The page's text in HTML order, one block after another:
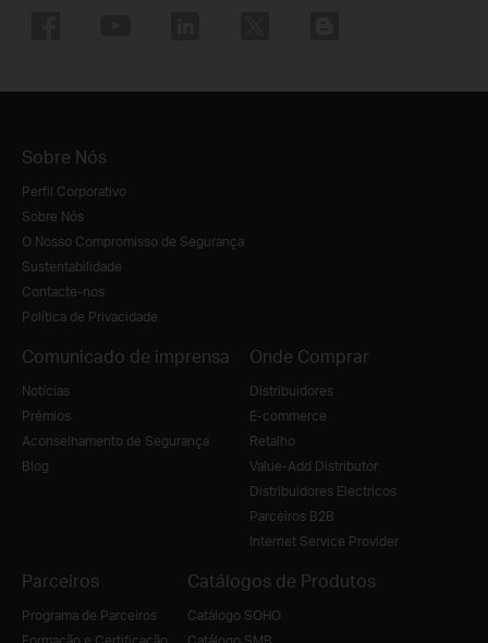
Sobre Nós
Perfil Corporativo
Sobre Nós
O Nosso Compromisso de Segurança
Sustentabilidade
Contacte-nos
Política de Privacidade
Comunicado de imprensa
Notícias
Prémios
Aconselhamento de Segurança
Blog
Onde Comprar
Distribuidores
E-commerce
Retalho
Value-Add Distributor
Distribuidores Electricos
Parceiros B2B
Internet Service Provider
Parceiros
Programa de Parceiros
Catálogos de Produtos
Catálogo SOHO